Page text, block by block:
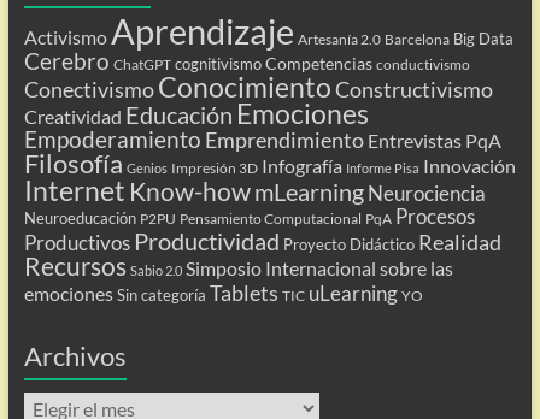
Activismo Aprendizaje Artesanía 2.0 Barcelona Big Data
Cerebro ChatGPT cognitivismo Competencias conductivismo
ConectivismoConocimientoConstructivismo
Creatividad Educación Emociones
Empoderamiento Emprendimiento Entrevistas PqA
Filosofía Genios Impresión 3D Infografía Informe Pisa Innovación
Internet Know-howmLearning Neurociencia
Neuroeducación P2PU Pensamiento Computacional PqA Procesos
Productivos Productividad Proyecto Didáctico Realidad
Recursos Sabio 2.0 Simposio Internacional sobre las
emociones Sin categoría Tablets TIC uLearning YO
Archivos
Archivos